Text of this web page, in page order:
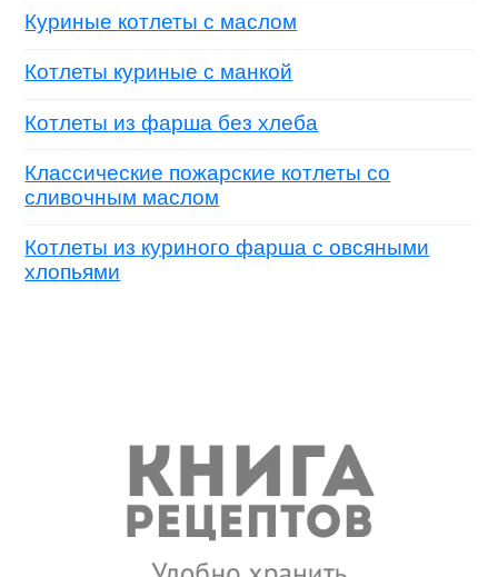
Куриные котлеты с маслом
Котлеты куриные с манкой
Котлеты из фарша без хлеба
Классические пожарские котлеты со
сливочным маслом
Котлеты из куриного фарша с овсяными
хлопьями